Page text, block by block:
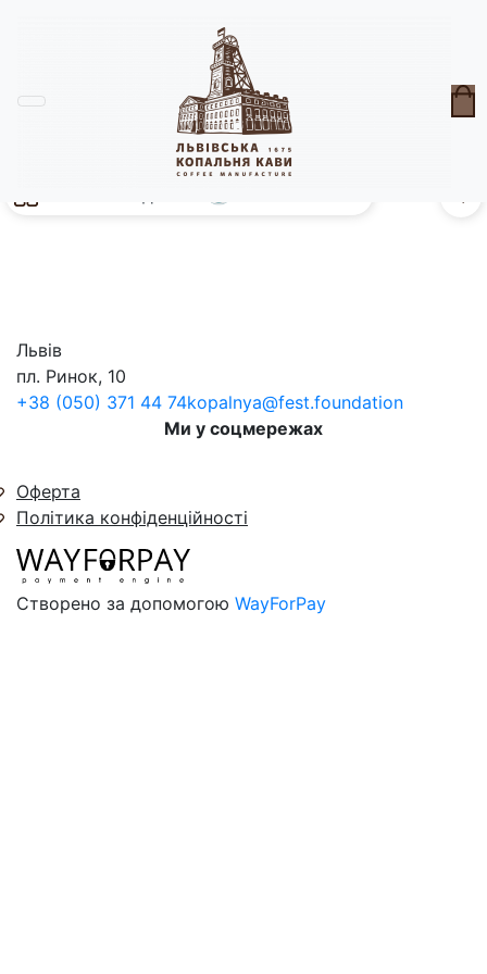
Кавова підписка ☕
Львів
пл. Ринок, 10
+38 (050) 371 44 74kopalnya@fest.foundation
Ми у соцмережах
Оферта
Політика конфіденційності
Створено за допомогою WayForPay